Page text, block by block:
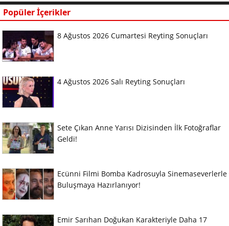
Popüler İçerikler
8 Ağustos 2026 Cumartesi Reyting Sonuçları
4 Ağustos 2026 Salı Reyting Sonuçları
Sete Çıkan Anne Yarısı Dizisinden İlk Fotoğraflar
Geldi!
Ecünni Filmi Bomba Kadrosuyla Sinemaseverlerle
Buluşmaya Hazırlanıyor!
Emir Sarıhan Doğukan Karakteriyle Daha 17